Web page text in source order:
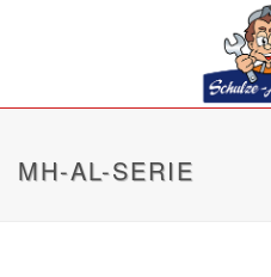
MH-AL-SERIE